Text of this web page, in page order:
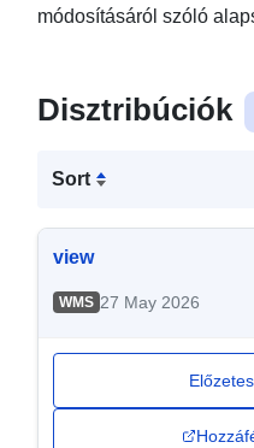
módosításáról szóló
Disztribúciók
Sort
view
WMS 27 May 2026